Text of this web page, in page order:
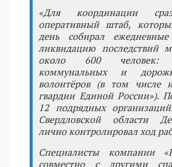
«Для координации
оперативный штаб,
день собирал
ликвидацию последствий
около 600 человек:
коммунальных и
волонтёров (в том числе
гвардии Единой России»).
12 подрядных
Свердловской области
лично контролировал ход
Специалисты компании
совместно с другими